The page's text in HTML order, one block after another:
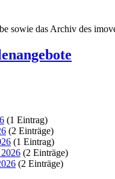
sowie das Archiv des
(1 Eintrag)
(2 Einträge)
(1 Eintrag)
(2 Einträge)
(2 Einträge)